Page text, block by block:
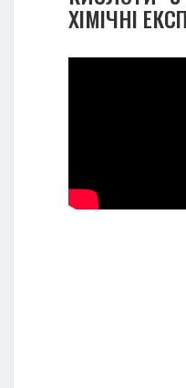
ХІМІЧНІ